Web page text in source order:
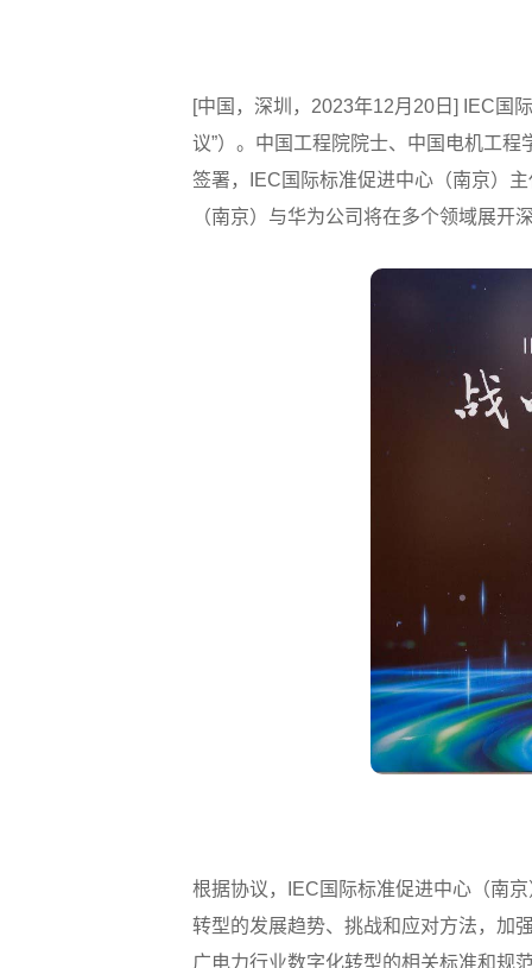
[中国，深圳，2023年12月20日] IEC国
议”）。中国工程院院士、中国电机工
签署，IEC国际标准促进中心（南京）
（南京）与华为公司将在多个领域展
根据协议，IEC国际标准促进中心（南
转型的发展趋势、挑战和应对方法，加
广电力行业数字化转型的相关标准和规